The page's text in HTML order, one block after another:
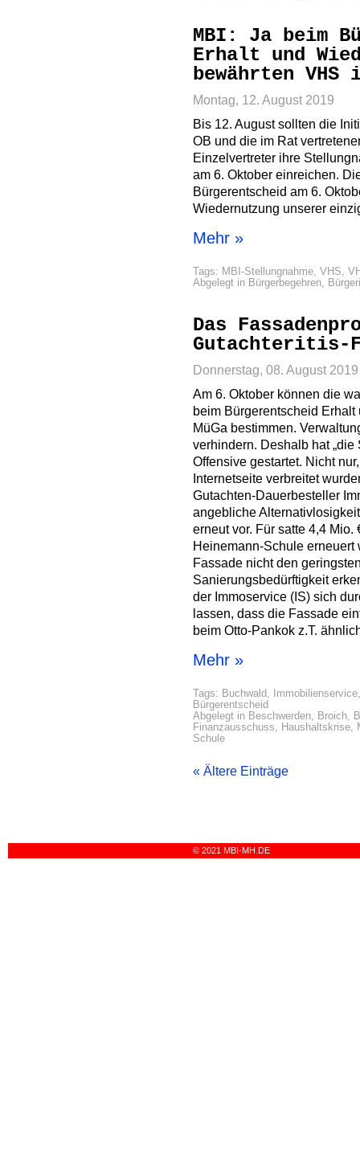
MBI: Ja beim
Erhalt und
bewährten VHS
Montag, 12. August 2019
Bis 12. August sollten die
OB und die im Rat
Einzelvertreter ihre
am 6. Oktober einreichen.
Bürgerentscheid am 6.
Wiedernutzung unserer
Mehr »
Tags: MBI-Stellungnahme, VHS,
Abgelegt in Bürgerbegehren,
Das
Gutachteritis-
Donnerstag, 08. August 2019
Am 6. Oktober können die
beim Bürgerentscheid
MüGa bestimmen.
verhindern. Deshalb hat „die
Offensive gestartet. Nicht
Internetseite verbreitet
Gutachten-Dauerbesteller
angebliche
erneut vor. Für satte 4,4
Heinemann-Schule
Fassade nicht den
Sanierungsbedürftigkeit
der Immoservice (IS) sich
lassen, dass die Fassade
beim Otto-Pankok z.T.
Mehr »
Tags: Buchwald, Immobilienservice
Bürgerentscheid
Abgelegt in Beschwerden, Broich,
Finanzausschuss, Haushaltskrise,
Schule
« Ältere Einträge
© 2021 MBI-MH.DE